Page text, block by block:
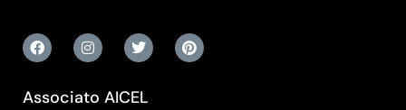
Associato AICEL